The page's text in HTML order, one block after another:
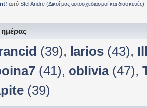
από Stel Andre(Δικοί μας αυτοσχεδιασμοί και διασκευές)
(39), larios (43),
(41), oblivia(47),
(39)